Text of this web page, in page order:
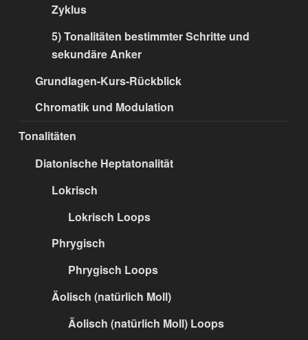
Zyklus
5) Tonalitäten bestimmter Schritte und
sekundäre Anker
Grundlagen-Kurs-Rückblick
Chromatik und Modulation
Tonalitäten
Diatonische Heptatonalität
Lokrisch
Lokrisch Loops
Phrygisch
Phrygisch Loops
Äolisch (natürlich Moll)
Äolisch (natürlich Moll) Loops